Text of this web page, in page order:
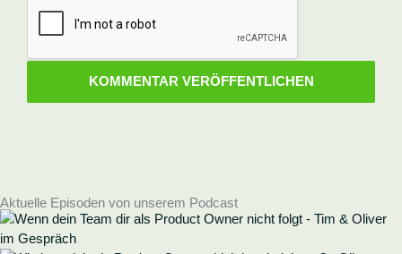
Aktuelle Episoden von unserem Podcast